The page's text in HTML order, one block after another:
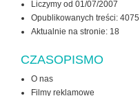
Liczymy od 01/07/2007
Opublikowanych treści: 4075
Aktualnie na stronie: 18
CZASOPISMO
O nas
Filmy reklamowe